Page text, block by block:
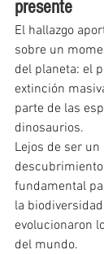
presente
El hallazgo
sobre un
del planeta: el
extinción
parte de las
dinosaurios.
Lejos de ser un
fundamental
la
evolucionaron
del mundo.